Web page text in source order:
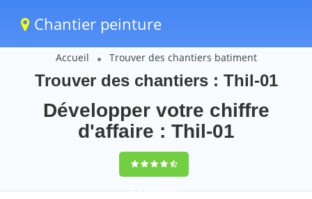
Chantier peinture
Accueil Trouver des chantiers batiment
Trouver des chantiers : Thil-01
Développer votre chiffre
d'affaire : Thil-01
9,5(100%)58